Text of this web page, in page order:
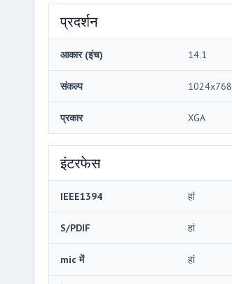
प्रदर्शन
आकार (इंच) 14.1
संकल्प 1024x768
प्रकार XGA
इंटरफेस
IEEE1394 हां
S/PDIF हां
mic में हां